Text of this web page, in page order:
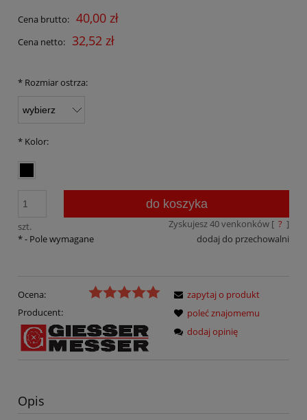
Cena brutto: 40,00 zł
Cena netto: 32,52 zł
* Rozmiar ostrza:
* Kolor:
szt.
do koszyka
Zyskujesz40venkonków [ ? ]
dodaj do przechowalni
*- Pole wymagane
Ocena:
Producent:
zapytaj o produkt
poleć znajomemu
dodaj opinię
Opis